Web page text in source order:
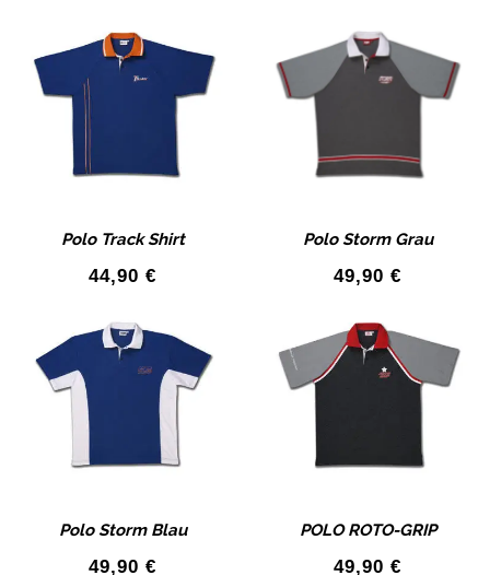
Polo Track Shirt
44,90 €
Polo Storm Grau
49,90 €
Polo Storm Blau
49,90 €
POLO ROTO-GRIP
49,90 €